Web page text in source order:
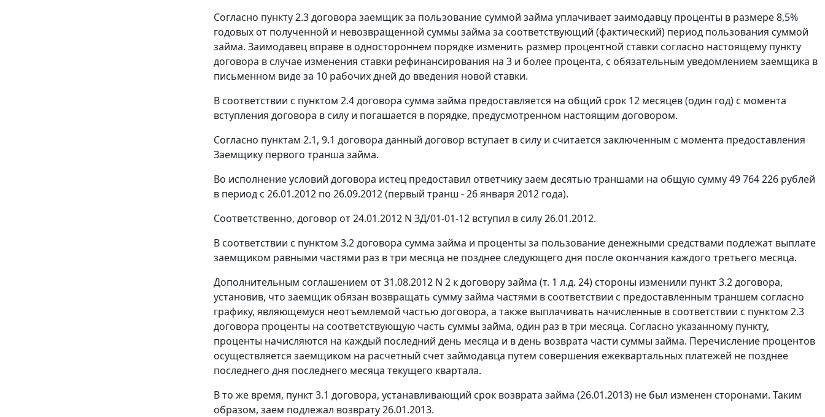
Согласно пункту 2.3 договора заемщик за пользование суммой займа уплачивает заимодавцу проценты в размере 8,5%
годовых от полученной и невозвращенной суммы займа за соответствующий (фактический) период пользования суммой
займа. Заимодавец вправе в одностороннем порядке изменить размер процентной ставки согласно настоящему пункту
договора в случае изменения ставки рефинансирования на 3 и более процента, с обязательным уведомлением заемщика в
письменном виде за 10 рабочих дней до введения новой ставки.
В соответствии с пунктом 2.4 договора сумма займа предоставляется на общий срок 12 месяцев (один год) с момента
вступления договора в силу и погашается в порядке, предусмотренном настоящим договором.
Согласно пунктам 2.1, 9.1 договора данный договор вступает в силу и считается заключенным с момента предоставления
Заемщику первого транша займа.
Во исполнение условий договора истец предоставил ответчику заем десятью траншами на общую сумму 49 764 226 рублей
в период с 26.01.2012 по 26.09.2012 (первый транш - 26 января 2012 года).
Соответственно, договор от 24.01.2012 N ЗД/01-01-12 вступил в силу 26.01.2012.
В соответствии с пунктом 3.2 договора сумма займа и проценты за пользование денежными средствами подлежат выплате
заемщиком равными частями раз в три месяца не позднее следующего дня после окончания каждого третьего месяца.
Дополнительным соглашением от 31.08.2012 N 2 к договору займа (т. 1 л.д. 24) стороны изменили пункт 3.2 договора,
установив, что заемщик обязан возвращать сумму займа частями в соответствии с предоставленным траншем согласно
графику, являющемуся неотъемлемой частью договора, а также выплачивать начисленные в соответствии с пунктом 2.3
договора проценты на соответствующую часть суммы займа, один раз в три месяца. Согласно указанному пункту,
проценты начисляются на каждый последний день месяца и в день возврата части суммы займа. Перечисление процентов
осуществляется заемщиком на расчетный счет займодавца путем совершения ежеквартальных платежей не позднее
последнего дня последнего месяца текущего квартала.
В то же время, пункт 3.1 договора, устанавливающий срок возврата займа (26.01.2013) не был изменен сторонами. Таким
образом, заем подлежал возврату 26.01.2013.